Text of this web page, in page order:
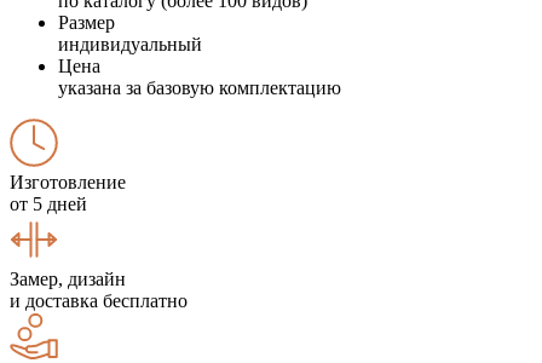
Размер
индивидуальный
Цена
указана за базовую комплектацию
Изготовление
от 5 дней
Замер, дизайн
и доставка бесплатно